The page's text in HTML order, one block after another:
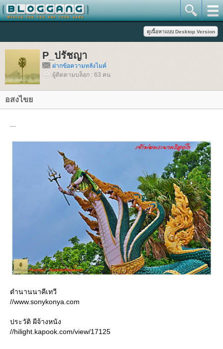
P_ปรัชญา
ฝากข้อความหลังไมค์
ผู้ติดตามบล็อก : 63 คน
อสงไข
ตำนานนาคีเทวี
//www.sonykonya.com
ประวัติ ผีจ้างหนัง
//hilight.kapook.com/view/17125